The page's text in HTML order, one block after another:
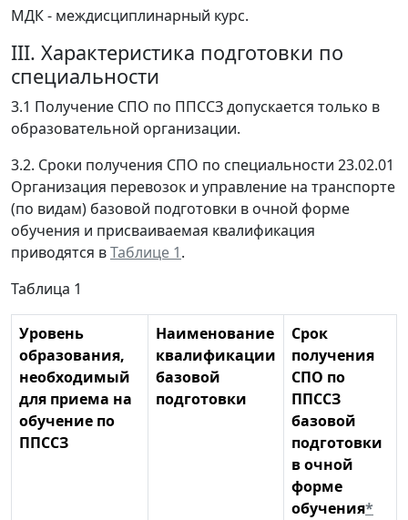
МДК - междисциплинарный курс.
III. Характеристика подготовки по
специальности
3.1 Получение СПО по ППССЗ допускается только в
образовательной организации.
3.2. Сроки получения СПО по специальности 23.02.01
Организация перевозок и управление на транспорте
(по видам) базовой подготовки в очной форме
обучения и присваиваемая квалификация
приводятся вТаблице 1.
Таблица 1
Уровень
образования,
необходимый
для приема на
обучение по
ППССЗ
Наименование
квалификации
базовой
подготовки
Срок
получения
СПО по
ППССЗ
базовой
подготовки
в очной
форме
обучения*